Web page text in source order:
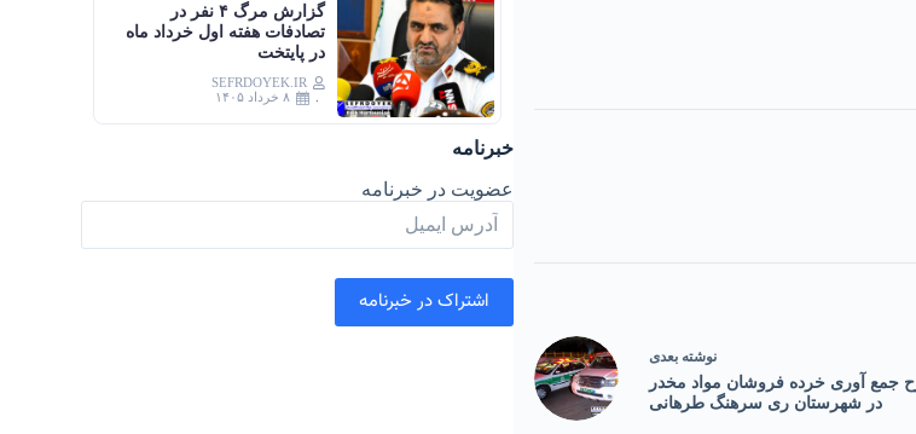
نوشته بعدی
جمع آوری خرده فروشان مواد مخدر
در شهرستان ری سرهنگ طرهانی
گزارش مرگ ۴ نفر در
تصادفات هفته اول خرداد ماه
در پایتخت
SEFRDOYEK.IR
۸ خرداد ۱۴۰۵
خبرنامه
عضویت در خبرنامه